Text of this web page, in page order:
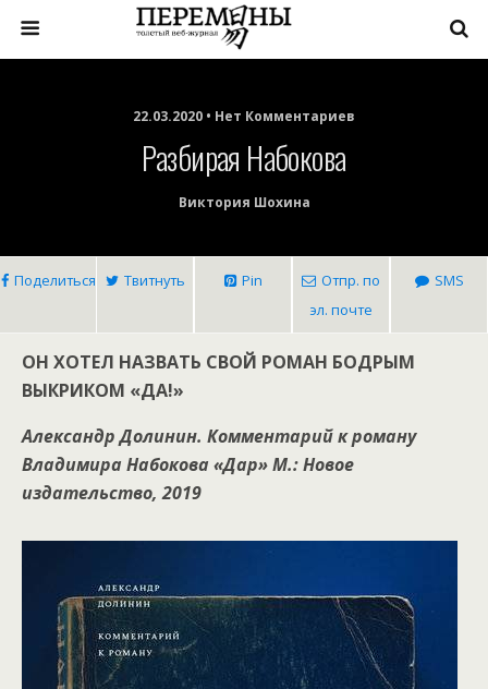
22.03.2020 • Нет Комментариев
Разбирая Набокова
Виктория Шохина
Поделиться Твитнуть Pin
Отпр. по
эл. почте
SMS
ОН ХОТЕЛ НАЗВАТЬ СВОЙ РОМАН БОДРЫМ
ВЫКРИКОМ «ДА!»
Александр Долинин. Комментарий к роману
Владимира Набокова «Дар» М.: Новое
издательство, 2019